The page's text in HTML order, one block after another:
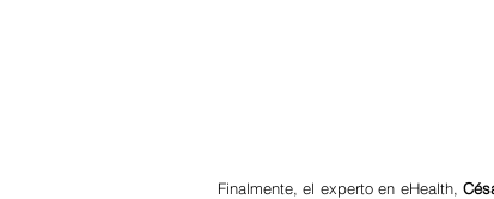
Finalmente, el experto en eHealth,